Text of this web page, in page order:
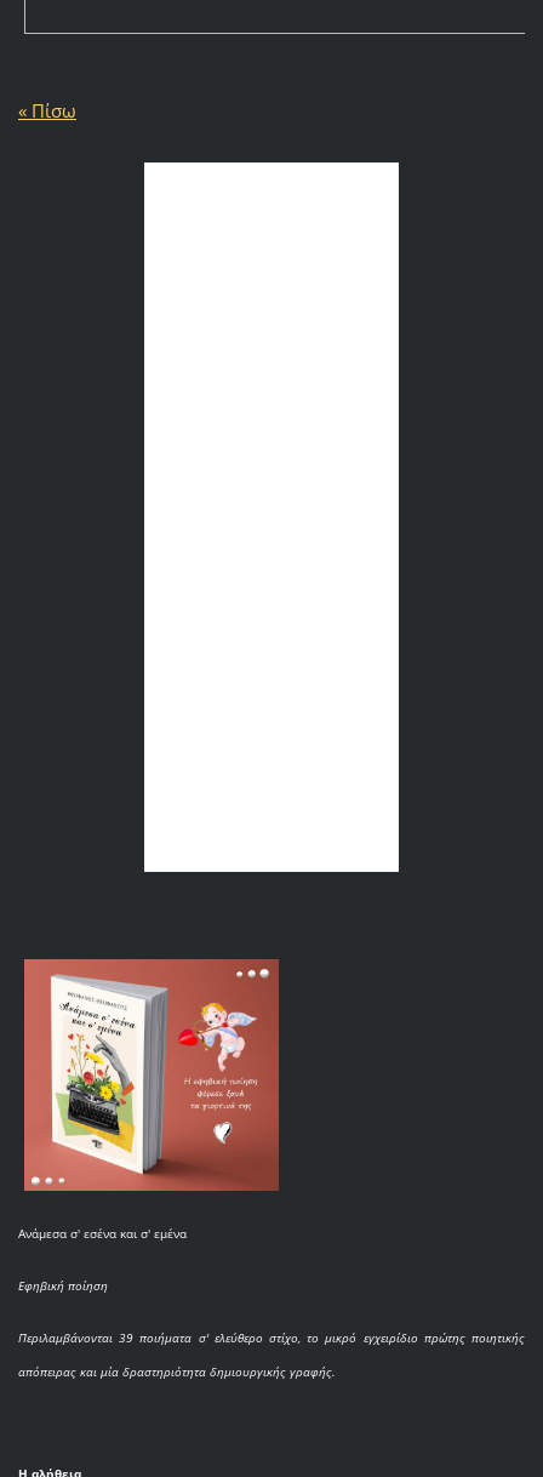
« Πίσω
Ανάμεσα σ' εσένα και σ' εμένα
Εφηβική ποίηση
Περιλαμβάνονται 39 ποιήματα σ' ελεύθερο στίχο, το μικρό εγχειρίδιο πρώτης ποιητικής
απόπειρας και μία δραστηριότητα δημιουργικής γραφής.
Η αλήθεια